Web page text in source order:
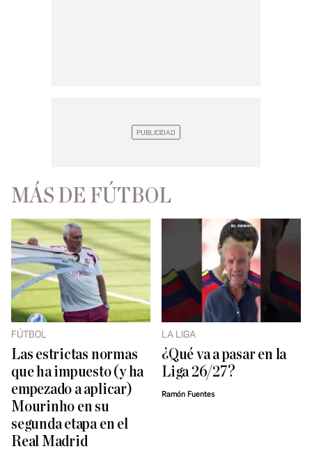
MÁS DE FÚTBOL
FÚTBOL
Las estrictas normas
que ha impuesto (y ha
empezado a aplicar)
Mourinho en su
segunda etapa en el
Real Madrid
LA LIGA
¿Qué va a pasar en la
Liga 26/27?
Ramón Fuentes